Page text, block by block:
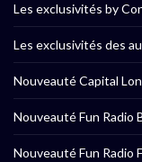
Les exclusivités by
Les exclusivités des
Nouveauté Capital
Nouveauté Fun Radio
Nouveauté Fun Radio